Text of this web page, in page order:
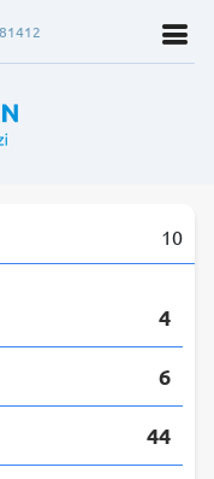
10
4
6
44